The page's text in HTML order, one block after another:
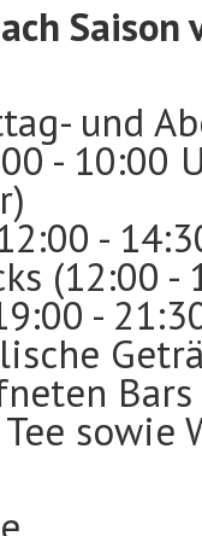
Saison
und
- 10:00
-
(12:00 -
-